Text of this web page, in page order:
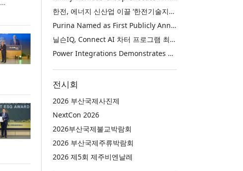
한전, 에너지 신산업 이끌 ‘한전기술지주’ 공식 출범
Purina Named as First Publicly Announced NIQ ConnectAI Charter Client
닐슨IQ, Connect AI 차터 프로그램 최초 고객사 ‘퓨리나’ 선정
Power Integrations Demonstrates World’s First 2200 V GaN Technology for Next-Era High-Voltage Power Systems
전시회
2026 부산국제사진제
NextCon 2026
2026부산국제불교박람회
2026 부산국제주류박람회
2026 제5회 제주비엔날레